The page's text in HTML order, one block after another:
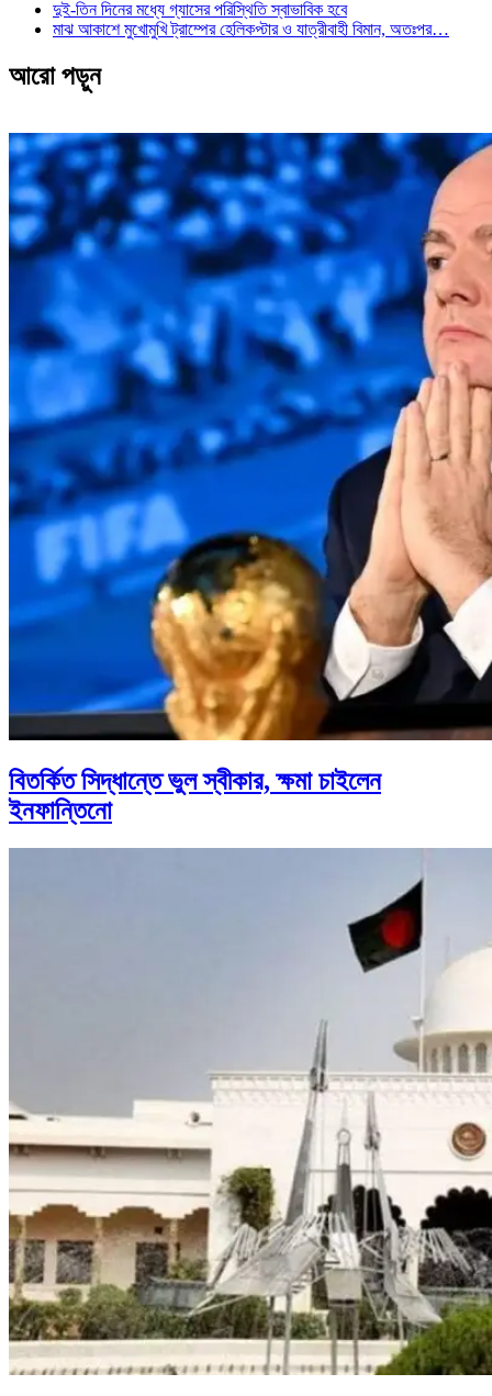
দুই-তিন দিনের মধ্যে গ্যাসের পরিস্থিতি স্বাভাবিক হবে
মাঝ আকাশে মুখোমুখি ট্রাম্পের হেলিকপ্টার ও যাত্রীবাহী বিমান, অতঃপর…
আরো পড়ুন
বিতর্কিত সিদ্ধান্তে ভুল স্বীকার, ক্ষমা চাইলেন
ইনফান্তিনো